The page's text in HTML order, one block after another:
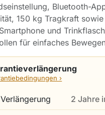
Bluetooth-
150 kg Tragkraft
und
für einfaches
›
2 Jahre